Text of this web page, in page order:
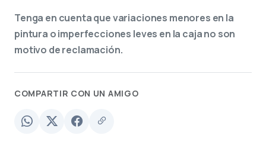
Tenga en cuenta que variaciones menores en la
pintura o imperfecciones leves en la caja no son
motivo de reclamación.
COMPARTIR CON UN AMIGO